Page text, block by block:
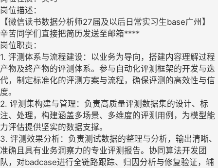
岗位描述：
【微信读书数据分析师27届及以后日常实习生base广州】
辛苦同学们直接把简历发送至邮箱****
岗位职责：
1. 评测体系与流程建设：以业务为导向，搭建内容理解过程
产物及终产物的评测体系。参与自动化评测框架的开发与迭
代，制定标准化的评测方案与流程，确保评测的高效性与信
度。
2. 评测集构建与管理：负责高质量评测数据集的设计、标
注、处理，构建涵盖多场景、多维度的评测用例，为模型能
力评估提供坚实的数据支撑。
3. 评测效果分析：负责测试数据的整理与分析，输出清晰、
准确且具有业务洞察力的专业评测报告。协同算法开发团
队，对badcase进行全链路跟踪、归因分析与修复验证，辅